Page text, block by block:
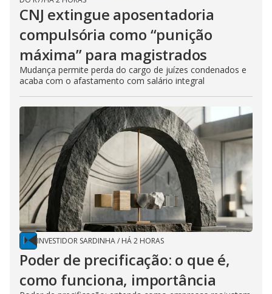
CNJ extingue aposentadoria
compulsória como “punição
máxima” para magistrados
Mudança permite perda do cargo de juízes condenados e
acaba com o afastamento com salário integral
INVESTIDOR SARDINHA/ HÁ 2 HORAS
Poder de precificação: o que é,
como funciona, importância